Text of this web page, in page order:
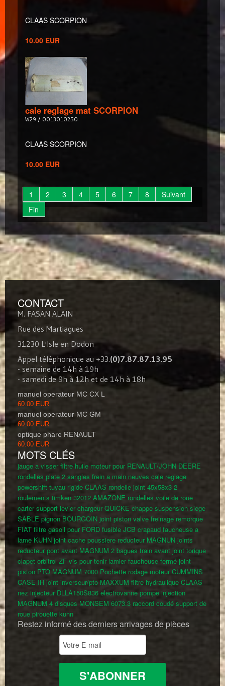
CLAAS SCORPION
10.00 EUR
cale reglage mat SCORPION
W29 / 0013010250
CLAAS SCORPION
10.00 EUR
1 2 3 4 5 6 7 8
Suivant
Fin
CONTACT
M. FASAN ALAIN
Rue des Martiagues
31230 L'Isle en Dodon
Appel téléphonique au +33.(0)7.87.87.13.95
- semaine de 14h à 19h
- samedi de 9h à 12h et de 14h à 18h
manuel operateur MC CX L
60.00 EUR
manuel operateur MC GM
60.00 EUR
optique phare RENAULT
60.00 EUR
MOTS CLÉS
jauge a visser filtre huile moteur pour RENAULT/JOHN DEERE
rondelles plate 2 sangles frein a main neuves cale reglage
powershift tuyau rigide CLAAS rondelle joint 45x58x3 2
roulements timken 32012 AMAZONE rondelles voile de roue
carter support levier chargeur QUICKE chappe suspension siege
SABLE pignon BOURGOIN joint piston valve freinage remorque
FIAT filtre gasoil pour FORD fusible JCB crapaud faucheuse a
lame KUHN joint cache poussiere reducteur MAGNUN joints
reducteur pont avant MAGNUM 2 bagues train avant joint torique
clapet orbitrol ZF vis pour tenir lamier faucheuse fermé joint
piston PTO MAGNUM 7000 Pochette rodage moteur CUMMINS
CASE IH joint inverseur/pto MAXXUM filtre hydraulique CLAAS
nez injecteur DLLA150S836 electrovanne pompe injection
MAGNUM 4 disques MONSEM 6073.3 raccord coudé support de
roue pirouette kuhn
Restez informé des derniers arrivages de pièces